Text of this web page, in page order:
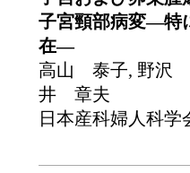
子宮頸部病変―特
在―
高山 泰子, 野沢
井 章夫
日本産科婦人科学